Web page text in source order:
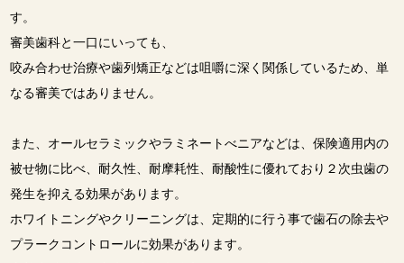
す。
審美歯科と一口にいっても、
咬み合わせ治療や歯列矯正などは咀嚼に深く関係しているため、単
なる審美ではありません。
また、オールセラミックやラミネートべニアなどは、保険適用内の
被せ物に比べ、耐久性、耐摩耗性、耐酸性に優れており２次虫歯の
発生を抑える効果があります。
ホワイトニングやクリーニングは、定期的に行う事で歯石の除去や
プラークコントロールに効果があります。